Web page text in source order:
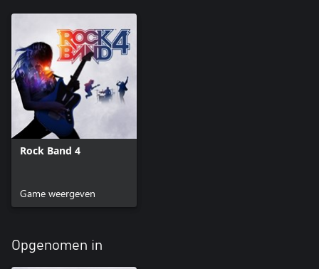
Rock Band 4
Game weergeven
Opgenomen in